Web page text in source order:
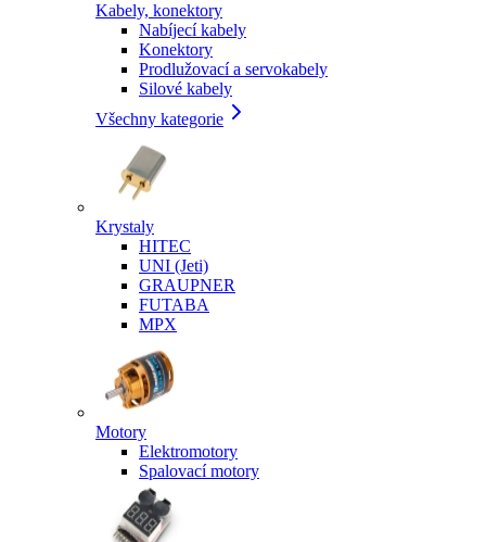
Kabely, konektory
Nabíjecí kabely
Konektory
Prodlužovací a servokabely
Silové kabely
Všechny kategorie
Krystaly
HITEC
UNI (Jeti)
GRAUPNER
FUTABA
MPX
Motory
Elektromotory
Spalovací motory